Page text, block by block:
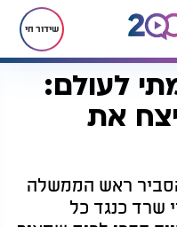
שידור חי
לעולם:
את
ראש הממשלה
שרד כנגד כל